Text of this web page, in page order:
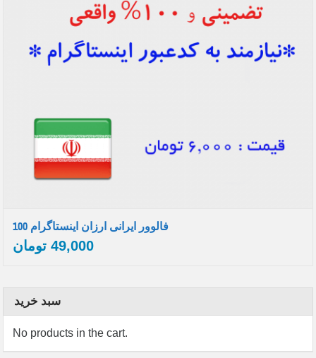
100 فالوور ایرانی ارزان اینستاگرام
49,000 تومان
سبد خرید
No products in the cart.